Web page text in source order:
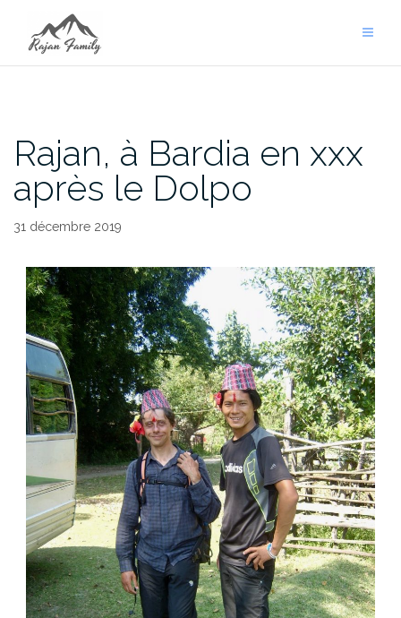
contenu
Rajan, à Bardia en xxx
après le Dolpo
31 décembre 2019